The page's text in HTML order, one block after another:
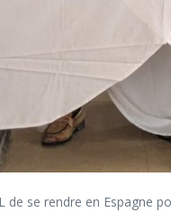
se rendre en Espagne